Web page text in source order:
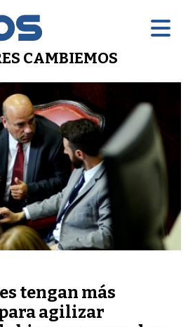
CAMBIEMOS
tengan más
agilizar